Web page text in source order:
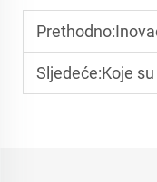
Prethodno:Inovacija u
Sljedeće:Koje su